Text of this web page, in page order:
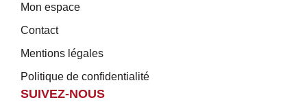
Mon espace
Contact
Mentions légales
Politique de confidentialité
SUIVEZ-NOUS